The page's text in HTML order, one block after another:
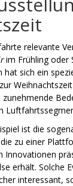
relevante
im Frühling oder
hat sich ein
ist die
zu einer
Innovationen
erhält. Solche
interessant,